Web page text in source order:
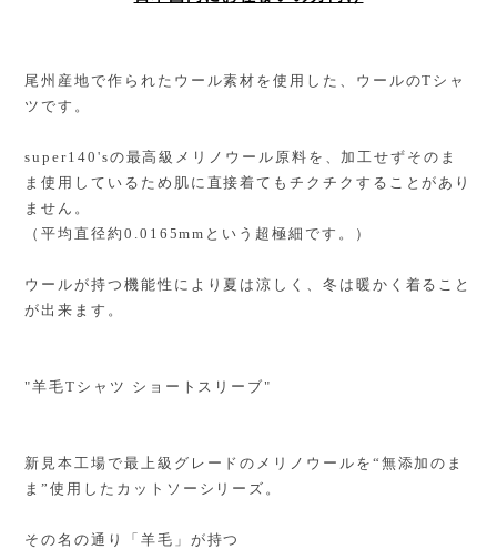
尾州産地で作られたウール素材を使用した、ウールのTシャ
ツです。
super140'sの最高級メリノウール原料を、加工せずそのま
ま使用しているため肌に直接着てもチクチクすることがあり
ません。
（平均直径約0.0165mmという超極細です。）
ウールが持つ機能性により夏は涼しく、冬は暖かく着ること
が出来ます。
"羊毛Tシャツ ショートスリーブ"
新見本工場で最上級グレードのメリノウールを“無添加のま
ま”使用したカットソーシリーズ。
その名の通り「羊毛」が持つ